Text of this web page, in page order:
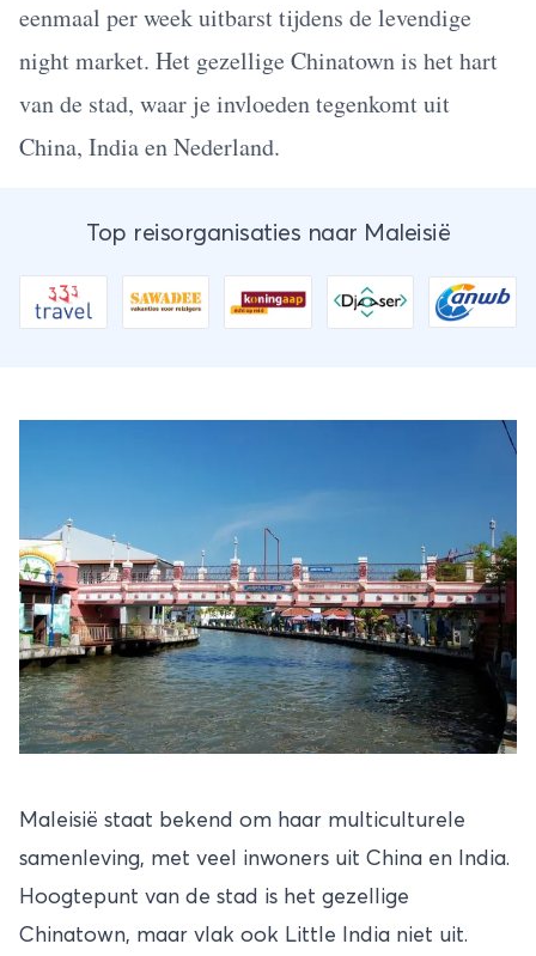
eenmaal per week uitbarst tijdens de levendige
night market. Het gezellige Chinatown is het hart
van de stad, waar je invloeden tegenkomt uit
China, India en Nederland.
Top reisorganisaties naar Maleisië
Maleisië staat bekend om haar multiculturele
samenleving, met veel inwoners uit China en India.
Hoogtepunt van de stad is het gezellige
Chinatown, maar vlak ook Little India niet uit.